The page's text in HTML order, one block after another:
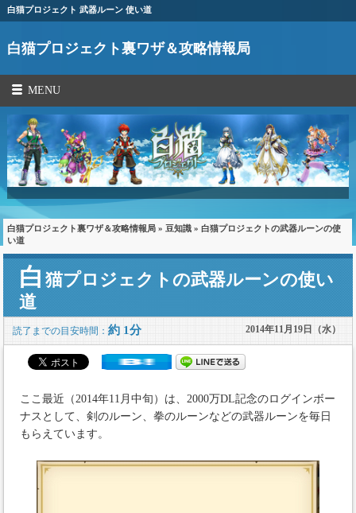
白猫プロジェクト 武器ルーン 使い道
白猫プロジェクト裏ワザ＆攻略情報局
MENU
白猫プロジェクト裏ワザ＆攻略情報局» 豆知識» 白猫プロジェクトの武器ルーンの使
い道
白猫プロジェクトの武器ルーンの使い
道
読了までの目安時間：約 1分 2014年11月19日（水）
ここ最近（2014年11月中旬）は、2000万DL記念のログインボー
ナスとして、剣のルーン、拳のルーンなどの武器ルーンを毎日
もらえています。